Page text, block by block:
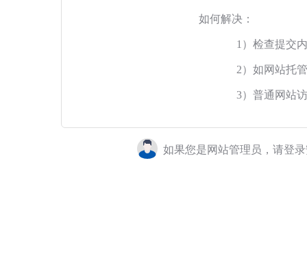
如何解决：
1）检查提交
2）如网站托
3）普通网站
如果您是网站管理员，请登